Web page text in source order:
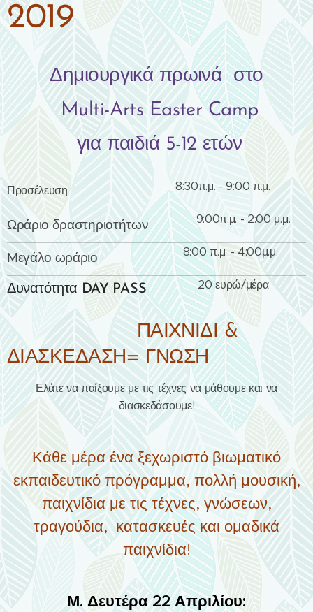
2019
Δημιουργικά πρωινά στο
Multi-Arts Easter Camp
για παιδιά 5-12 ετών
Προσέλευση 8:30π.μ. - 9:00 π.μ.
Ωράριο δραστηριοτήτων 9:00π.μ. - 2:00 μ.μ.
Mεγάλο ωράριο 8:00 π.μ. - 4:00μ.μ.
Δυνατότητα DAY PASS 20 ευρώ/μέρα
ΠΑΙΧΝΙΔΙ &
ΔΙΑΣΚΕΔΑΣΗ= ΓΝΩΣΗ
Ελάτε να παίξουμε με τις τέχνες να μάθουμε και να
διασκεδάσουμε!
Κάθε μέρα ένα ξεχωριστό βιωματικό
εκπαιδευτικό πρόγραμμα, πολλή μουσική,
παιχνίδια με τις τέχνες, γνώσεων,
τραγούδια, κατασκευές και ομαδικά
παιχνίδια!
Μ. Δευτέρα 22 Απριλίου: